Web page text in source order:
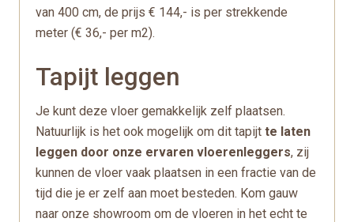
van 400 cm, de prijs € 144,- is per strekkende
meter (€ 36,- per m2).
Tapijt leggen
Je kunt deze vloer gemakkelijk zelf plaatsen.
Natuurlijk is het ook mogelijk om dit tapijt te laten
leggen door onze ervaren vloerenleggers, zij
kunnen de vloer vaak plaatsen in een fractie van de
tijd die je er zelf aan moet besteden. Kom gauw
naar onze showroom om de vloeren in het echt te